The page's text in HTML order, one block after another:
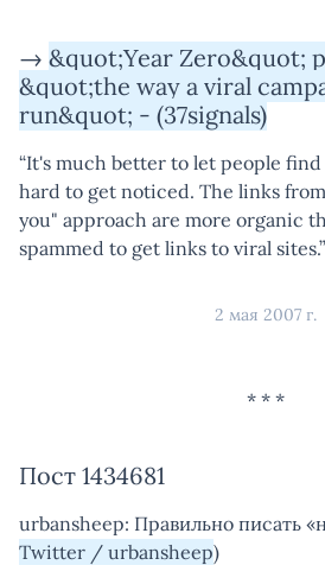
→ &quot;Year Zero&quot;
&quot;the way a viral
run&quot; - (37signals)
“It's much better to let people
hard to get noticed. The links from
you" approach are more organic
spammed to get links to viral sites.”
2 мая 2007 г.
Пост 1434681
urbansheep: Правильно писать
Twitter / urbansheep)